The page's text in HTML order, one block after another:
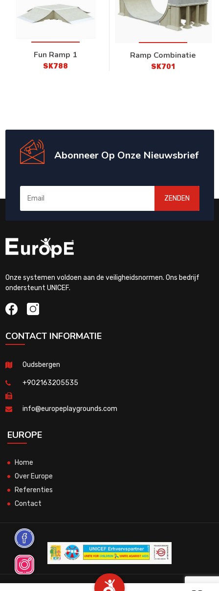
Fun Ramp 1
SK788
Ramp Combinatie
SK701
Abonneer Op Onze Nieuwsbrief
ZENDEN
Onze systemen voldoen aan de veiligheidsnormen. Ons bedrijf
ondersteunt UNICEF.
CONTACT INFORMATIE
Oudsbergen
+902163205535
info@europeplaygrounds.com
EUROPE
Home
Over Europe
Referenties
Contact